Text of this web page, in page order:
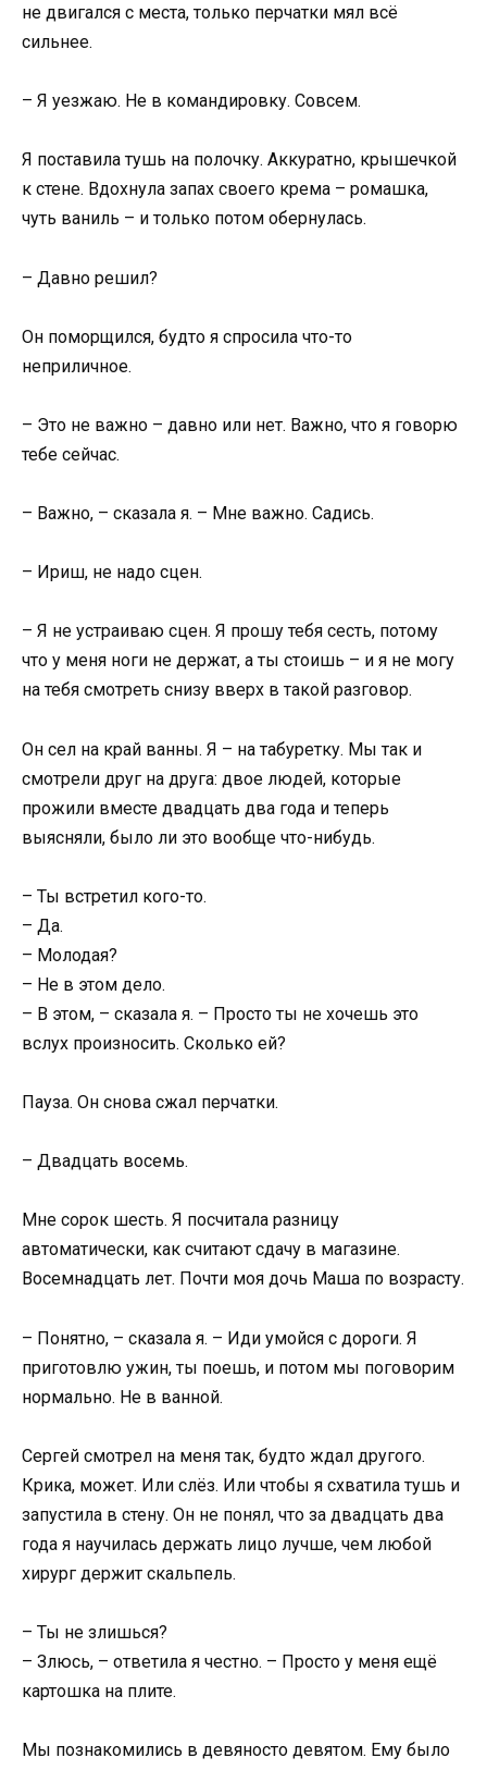
не двигался с места, только перчатки мял всё
сильнее.
– Я уезжаю. Не в командировку. Совсем.
Я поставила тушь на полочку. Аккуратно, крышечкой
к стене. Вдохнула запах своего крема – ромашка,
чуть ваниль – и только потом обернулась.
– Давно решил?
Он поморщился, будто я спросила что-то
неприличное.
– Это не важно – давно или нет. Важно, что я говорю
тебе сейчас.
– Важно, – сказала я. – Мне важно. Садись.
– Ириш, не надо сцен.
– Я не устраиваю сцен. Я прошу тебя сесть, потому
что у меня ноги не держат, а ты стоишь – и я не могу
на тебя смотреть снизу вверх в такой разговор.
Он сел на край ванны. Я – на табуретку. Мы так и
смотрели друг на друга: двое людей, которые
прожили вместе двадцать два года и теперь
выясняли, было ли это вообще что-нибудь.
– Ты встретил кого-то.
– Да.
– Молодая?
– Не в этом дело.
– В этом, – сказала я. – Просто ты не хочешь это
вслух произносить. Сколько ей?
Пауза. Он снова сжал перчатки.
– Двадцать восемь.
Мне сорок шесть. Я посчитала разницу
автоматически, как считают сдачу в магазине.
Восемнадцать лет. Почти моя дочь Маша по возрасту.
– Понятно, – сказала я. – Иди умойся с дороги. Я
приготовлю ужин, ты поешь, и потом мы поговорим
нормально. Не в ванной.
Сергей смотрел на меня так, будто ждал другого.
Крика, может. Или слёз. Или чтобы я схватила тушь и
запустила в стену. Он не понял, что за двадцать два
года я научилась держать лицо лучше, чем любой
хирург держит скальпель.
– Ты не злишься?
– Злюсь, – ответила я честно. – Просто у меня ещё
картошка на плите.
Мы познакомились в девяносто девятом. Ему было